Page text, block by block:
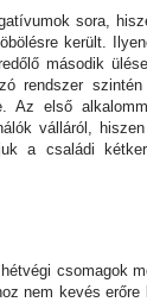
sora,
került.
második
rendszer
Az első
válláról,
a családi
csomagok
nem kevés